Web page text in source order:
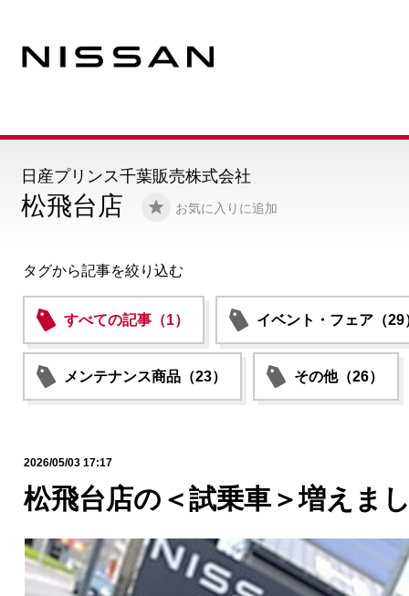
松飛台店 お気に入りに追加
日産プリンス千葉販売株式会社
タグから記事を絞り込む
すべての記事（1） イベント・フェア（29
メンテナンス商品（23） その他（26）
2026/05/03 17:17
松飛台店の＜試乗車＞増えま